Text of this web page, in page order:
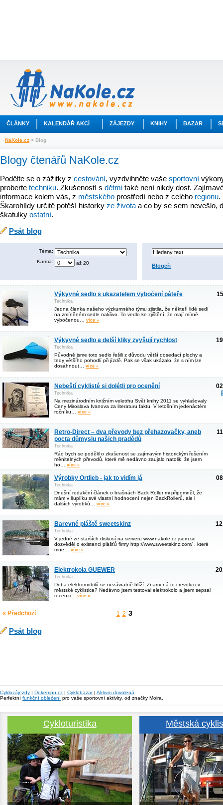
ČLÁNKY KALENDÁŘ AKCÍ ZÁJEZDY KNIHY BAZAR
NaKole.cz > Blog
Blogy čtenářů NaKole.cz
Podělte se o zážitky z cestování, vyzdvihněte vaše sportovní
proberte techniku. Zkušeností s dětmi také není nikdy dost.
informace kolem vás, z městského prostředí nebo z celého regionu.
Škarohlídy určitě potěší historky ze života a co by se sem nevešlo,
škatulky ostatní.
Psát blog
Téma:
Karma:
až 20 Blogeři
Výkyvné sedlo s ukazatelem vybočení páteře
Technika
Jedna členka našeho výzkumného týmu zjistila, že někteří lidé sedí
na zmíněném sedle nakřivo. To vedlo ke zjištění, že mají mírně
vybočenou… více »
Výkyvné sedlo a delší kliky zvyšují rychlost
Technika
Původně jsme toto sedlo řešili z důvodu větší dosedací plochy a
tedy většího pohodlí při jízdě. Pak se však ukázalo, že s ním lze
dosáhnout… více »
Nebeští cyklisté si dolétli pro ocenění
Technika
Na mezinárodním knižním veletrhu Svět knihy 2011 se vyhlašovaly
Ceny Miroslava Ivanova za literaturu faktu. V letošním jedenáctém
ročníku… více »
Retro-Direct – dva převody bez přehazovačky, aneb
pocta důmyslu našich pradědů
Technika
Rád bych se podělil o zkušenost se zajímavým historickým řešením
měnitelných převodů, které mě nedávno zaujalo natolik, že jsem
ho… více »
Výrobky Ortlieb - jak to vidím já
Technika
Dnešní redakční článek o brašnách Back Roller mi připomněl, že
mám v šuplíku své vlastní hodnocení nejen BackRollerů, ale i
dalších výrobků… více »
Barevné pláště sweetskinz
Technika
V jedné ze starších diskusí na serveru www.nakole.cz jsem se
dozvěděl o existenci plášťů firmy http://www.sweetskinz.com/ , které
mne… více »
Elektrokola GUEWER
Technika
Doba elektromobilů se nezávratně blíží. Znamená to i revoluci v
městské cyklistice? Nedávno jsem testoval elektrokolo a jsem sepsal
recenzi… více »
« Předchozí 1 2 3
Psát blog
Cyklozájezdy | Dokempu.cz | Cyklobazar| Aktivni dovolená
Perfektní funkční oblečení pro vaše sportovní aktivity, od značky Moira.
Cykloturistika Městská